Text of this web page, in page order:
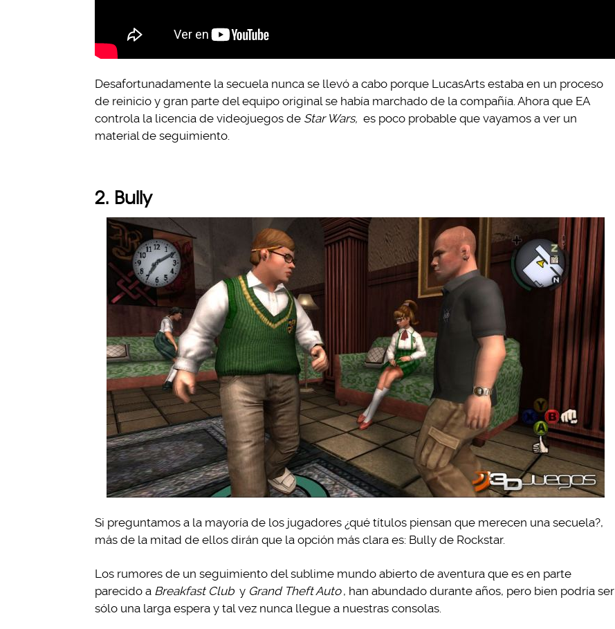
Desafortunadamente la secuela nunca se llevó a cabo porque LucasArts estaba en un proceso
de reinicio y gran parte del equipo original se había marchado de la compañía. Ahora que EA
controla la licencia de videojuegos de Star Wars, es poco probable que vayamos a ver un
material de seguimiento.
2. Bully
Si preguntamos a la mayoría de los jugadores ¿qué títulos piensan que merecen una secuela?,
más de la mitad de ellos dirán que la opción más clara es: Bully de Rockstar.
Los rumores de un seguimiento del sublime mundo abierto de aventura que es en parte
parecido a Breakfast Club y Grand Theft Auto , han abundado durante años, pero bien podría ser
sólo una larga espera y tal vez nunca llegue a nuestras consolas.